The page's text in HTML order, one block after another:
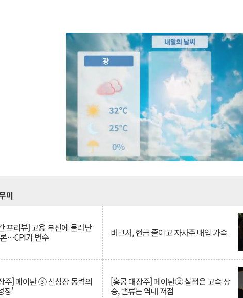
미
프리뷰] 고용 부진에 물러난
…CPI가 변수 버크셔, 현금 줄이고 자사주 매입 가속
주] 메이퇀 ③ 신성장 동력의
장'
[홍콩 대장주] 메이퇀② 실적은 고속 상
승, 밸류는 역대 저점